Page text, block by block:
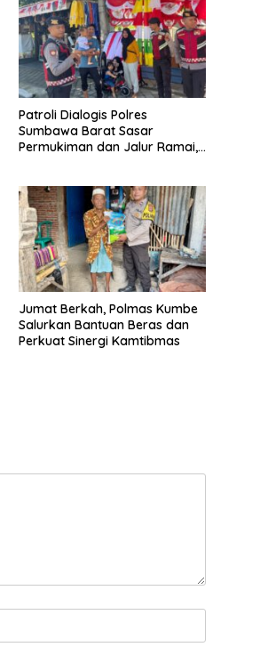
Patroli Dialogis Polres
Sumbawa Barat Sasar
Permukiman dan Jalur Ramai,
Jumat Berkah, Polmas Kumbe
Salurkan Bantuan Beras dan
Perkuat Sinergi Kamtibmas